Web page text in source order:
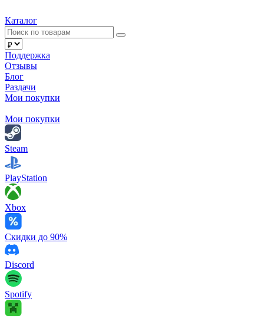
Каталог
Поддержка
Отзывы
Блог
Раздачи
Мои покупки
Мои покупки
Steam
PlayStation
Xbox
Скидки до 90%
Discord
Spotify